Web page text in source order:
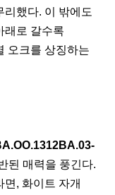
리했다. 이 밖에도
래로 갈수록
오크를 상징하는
된 매력을 풍긴다.
, 화이트 자개